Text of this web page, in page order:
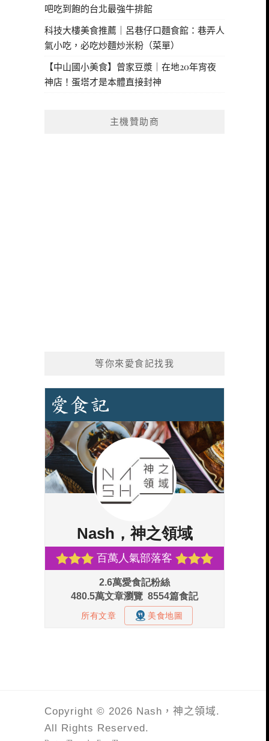
吧吃到飽的台北最強牛排館
科技大樓美食推薦｜呂巷仔口麵食館：巷弄人
氣小吃，必吃炒麵炒米粉（菜單）
【中山國小美食】曾家豆漿｜在地20年宵夜
神店！蛋塔才是本體直接封神
主機贊助商
等你來愛食記找我
Copyright © 2026 Nash，神之領域.
All Rights Reserved.